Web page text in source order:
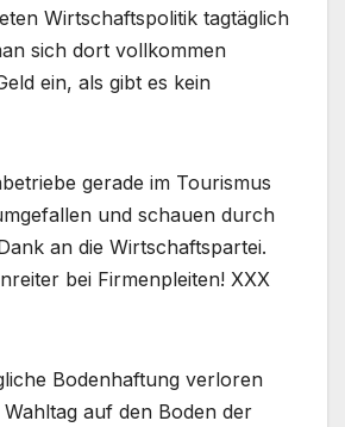
Wirtschaftspolitik tagtäglich
sich dort vollkommen
ein, als gibt es kein
gerade im Tourismus
und schauen durch
an die Wirtschaftspartei.
bei Firmenpleiten! XXX
Bodenhaftung verloren
auf den Boden der